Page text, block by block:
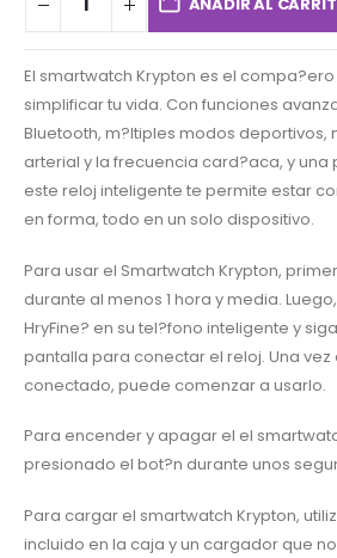
El smartwatch Krypton es el
simplificar tu vida. Con funciones
Bluetooth, m?ltiples modos deportivos,
arterial y la frecuencia card?aca, y una
este reloj inteligente te permite estar
en forma, todo en un solo dispositivo.
Para usar el Smartwatch Krypton,
durante al menos 1 hora y media.
HryFine? en su tel?fono inteligente y
pantalla para conectar el reloj. Una vez
conectado, puede comenzar a usarlo.
Para encender y apagar el el
presionado el bot?n durante unos
Para cargar el smartwatch Krypton,
incluido en la caja y un cargador que